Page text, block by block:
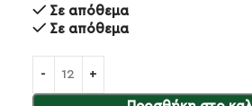
Σε απόθεμα
Σε απόθεμα